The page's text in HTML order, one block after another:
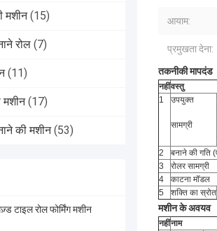
मशीन (15)
रोल (7)
(11)
मशीन (17)
की मशीन (53)
टाइल रोल फोर्मिंग मशीन
आयाम:
प्रमुखता देना:
तकनीकी मापदंड
नहींवस्तु
1
उपयुक्त
सामग्री
2
बनाने की गति
3
रोलर सामग्री
4
काटना मॉडल
5
शक्ति का स्रोत
मशीन के अवयव
नहींनाम